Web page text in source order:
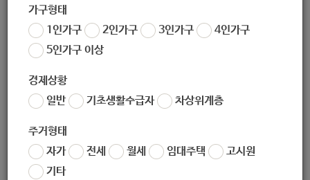
가구형태
1인가구
2인가구 3인가구
4인가구
5인가구 이상
경제상황
일반
기초생활수급자 차상위계층
주거형태
자가
전세 월세 임대주택
고시원
기타
원활한 추진을 위한 기간제근로자를 다음과 같이 공개모집하
니 많은 응모 바랍니다.
2020년 10월 15일